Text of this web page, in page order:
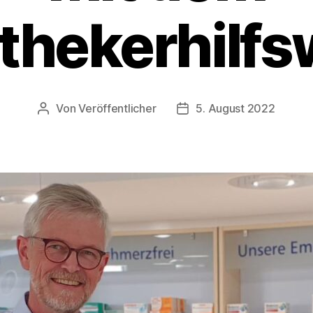
Beitragsautor
VonVeröffentlicher Beitragsdatum
5. August 2022